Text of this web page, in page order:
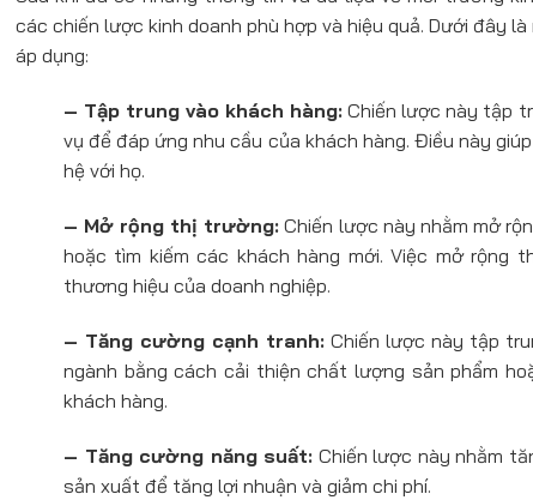
các chiến lược kinh doanh phù hợp và hiệu quả. Dưới đây
áp dụng:
– Tập trung vào khách hàng: Chiến lược này tập
vụ để đáp ứng nhu cầu của khách hàng. Điều này
hệ với họ.
– Mở rộng thị trường: Chiến lược này nhằm mở
hoặc tìm kiếm các khách hàng mới. Việc mở
thương hiệu của doanh nghiệp.
– Tăng cường cạnh tranh:Chiến lược này tập
ngành bằng cách cải thiện chất lượng sản phẩm
khách hàng.
– Tăng cường năng suất: Chiến lược này nhằm
sản xuất để tăng lợi nhuận và giảm chi phí.